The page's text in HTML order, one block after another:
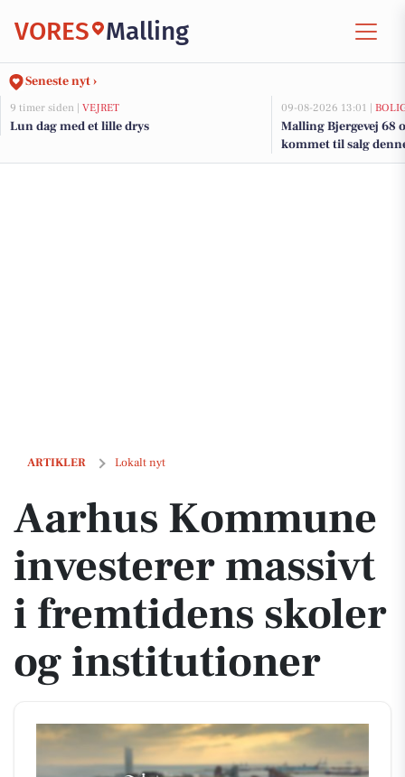
VORES Malling
Seneste nyt ›
9 timer siden | VEJRET
Lun dag med et lille drys
09-08-2026 13:01 |
Malling Bjergevej 68
kommet til salg
boligerne her.
ARTIKLER Lokalt nyt
Aarhus Kommune investerer massivt i fremtidens skoler og
Aarhus Kommune
investerer massivt
i fremtidens skoler
og institutioner